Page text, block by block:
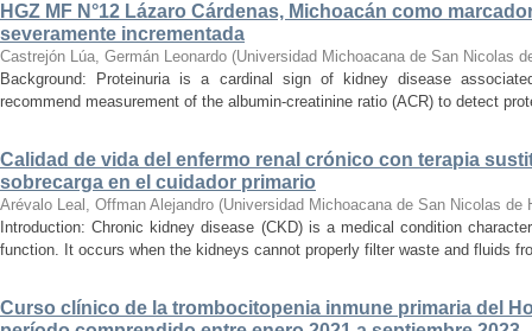
HGZ MF N°12 Lázaro Cárdenas, Michoacán como
severamente incrementada
Castrejón Lúa, Germán Leonardo (Universidad Michoacana de San Nicolas
Background: Proteinuria is a cardinal sign of kidney disease
recommend measurement of the albumin-creatinine ratio (ACR) to detect
Calidad de vida del enfermo renal crónico con terapia
sobrecarga en el cuidador primario
Arévalo Leal, Offman Alejandro (Universidad Michoacana de San Nicolas de
Introduction: Chronic kidney disease (CKD) is a medical condition
function. It occurs when the kidneys cannot properly filter waste and fluids
Curso clínico de la trombocitopenia inmune primaria del